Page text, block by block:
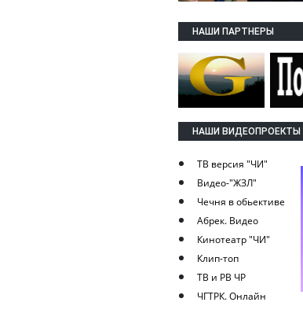
НАШИ ПАРТНЕРЫ
НАШИ ВИДЕОПРОЕКТЫ
ТВ версия "ЧИ"
Видео-"ЖЗЛ"
Чечня в обьективе
Абрек. Видео
Кинотеатр "ЧИ"
Клип-топ
ТВ и РВ ЧР
ЧГТРК. Онлайн